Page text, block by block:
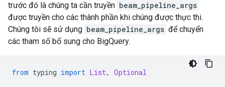
trước đó là chúng ta cần truyền beam_pipeline_args
được truyền cho các thành phần khi chúng được thực thi.
Chúng tôi sẽ sử dụng beam_pipeline_args để chuyển
các tham số bổ sung cho BigQuery.
from typing import List, Optional